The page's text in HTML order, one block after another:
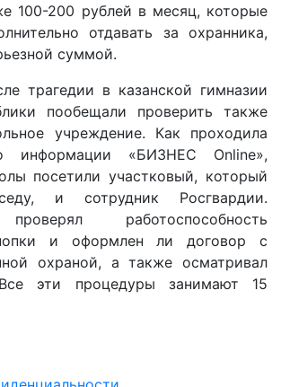
100-200 рублей в месяц, которые
отдавать за охранника,
суммой.
трагедии в казанской гимназии
пообещали проверить также
учреждение. Как проходила
информации «БИЗНЕС Online»,
посетили участковый, который
и сотрудник Росгвардии.
работоспособность
и оформлен ли договор с
охраной, а также осматривал
эти процедуры занимают 15